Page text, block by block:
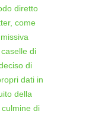
diretto
come
di
di
dati in
della
di